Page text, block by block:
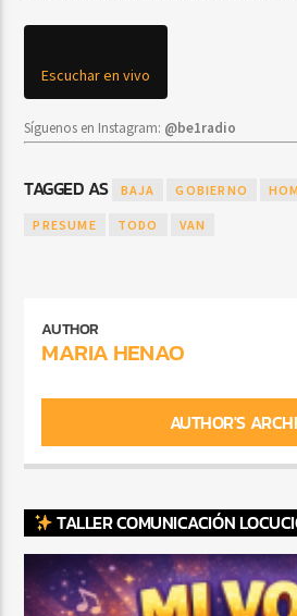
Escuchar en vivo
Síguenos en Instagram: @be1radio
TAGGED AS BAJA GOBIERNO
PRESUME TODO VAN
AUTHOR
MARIA HENAO
AUTHOR'S
TALLER COMUNICACIÓN